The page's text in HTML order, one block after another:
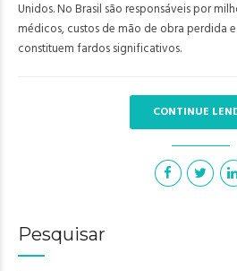
Unidos. No Brasil são responsáveis por
médicos, custos de mão de obra perdida
constituem fardos significativos.
CONTINUE
Pesquisar